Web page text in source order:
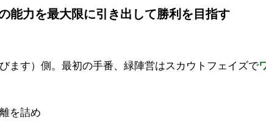
能力を最大限に引き出して勝利を目指す
ます）側。最初の手番、緑陣営はスカウトフェイズで
を詰め